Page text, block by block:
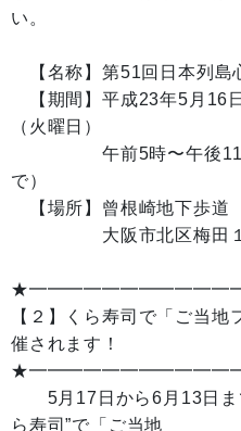
い。
【名称】第51回日本列島
【期間】平成23年5月16
（火曜日）
午前5時〜午後11時
で）
【場所】曾根崎地下歩道
大阪市北区梅田１−
【２】くら寿司で「ご当
催されます！
5月17日から6月13日ま
ら寿司”で「ご当地